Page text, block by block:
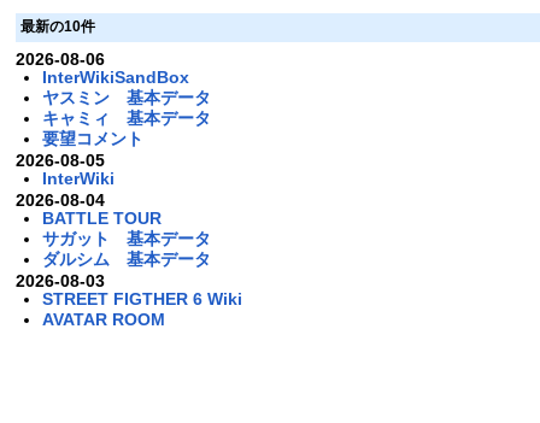
最新の10件
2026-08-06
InterWikiSandBox
ヤスミン 基本データ
キャミィ 基本データ
要望コメント
2026-08-05
InterWiki
2026-08-04
BATTLE TOUR
サガット 基本データ
ダルシム 基本データ
2026-08-03
STREET FIGTHER 6 Wiki
AVATAR ROOM